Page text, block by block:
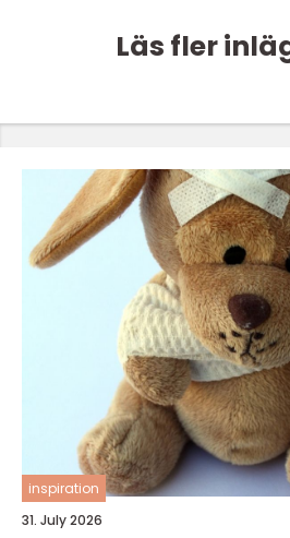
Läs fler
inspiration
31. July 2026